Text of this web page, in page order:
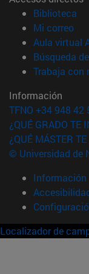
Biblioteca
Mi correo
Aula virtual
Búsqueda
Trabaja con
Información
TFNO +34 948 42
¿QUÉ GRADO TE
¿QUÉ MÁSTER
© Universidad de
Información
Localizador de